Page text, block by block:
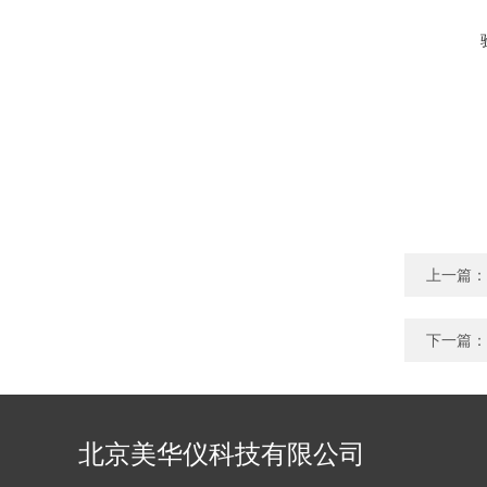
上一篇：
下一篇：
北京美华仪科技有限公司